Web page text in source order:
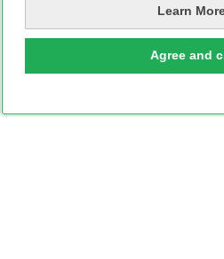
Learn
Agree and